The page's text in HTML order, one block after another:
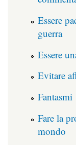
Essere
guerra
Essere
Evitare
Fantasmi
Fare la
mondo